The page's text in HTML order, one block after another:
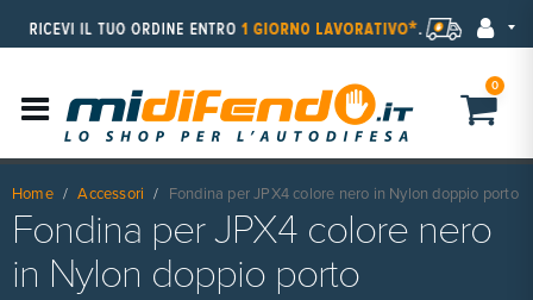
0
Home Accessori Fondina per JPX4 colore nero in Nylon doppio porto
Fondina per JPX4 colore nero
in Nylon doppio porto